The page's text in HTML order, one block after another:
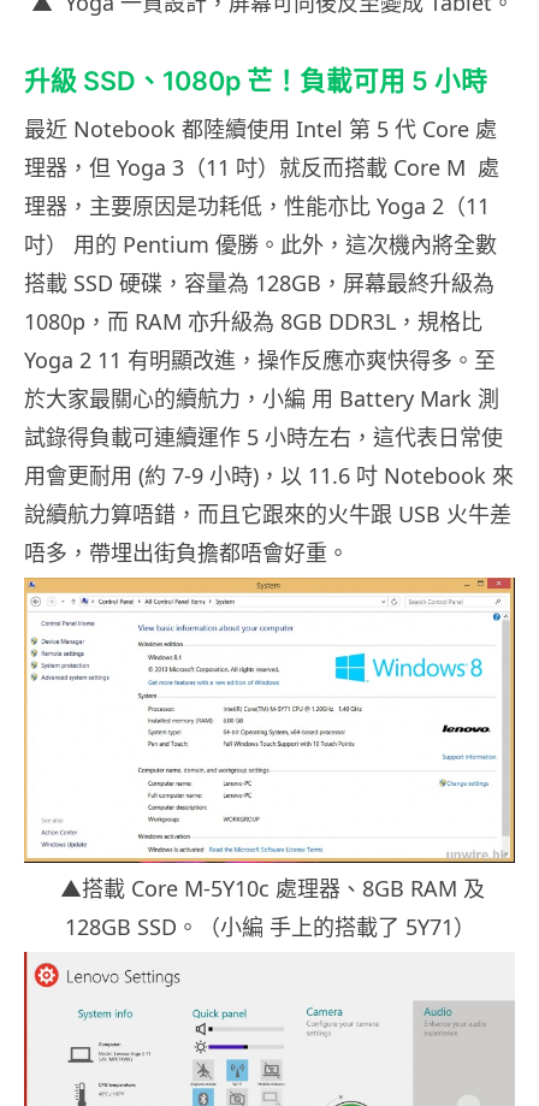
升級 SSD、1080p 芒！負載可用 5 小時
最近 Notebook 都陸續使用 Intel 第 5 代 Core 處
理器，但 Yoga 3（11 吋）就反而搭載 Core M 處
理器，主要原因是功耗低，性能亦比 Yoga 2（11
吋） 用的 Pentium 優勝。此外，這次機內將全數
搭載 SSD 硬碟，容量為 128GB，屏幕最終升級為
1080p，而 RAM 亦升級為 8GB DDR3L，規格比
Yoga 2 11 有明顯改進，操作反應亦爽快得多。至
於大家最關心的續航力，小編 用 Battery Mark 測
試錄得負載可連續運作 5 小時左右，這代表日常使
用會更耐用 (約 7-9 小時)，以 11.6 吋 Notebook 來
說續航力算唔錯，而且它跟來的火牛跟 USB 火牛差
唔多，帶埋出街負擔都唔會好重。
▲搭載 Core M-5Y10c 處理器、8GB RAM 及
128GB SSD。（小編 手上的搭載了 5Y71）